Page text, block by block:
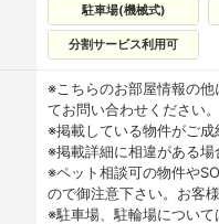
駐車場(機械式)
分割サービス利用可
※こちらのお部屋情報の
てお問い合わせください。
※掲載している物件がご成
※掲載詳細に相違がある場
※ペット相談可の物件や
ので御注意下さい。お客
※駐車場、駐輪場につい